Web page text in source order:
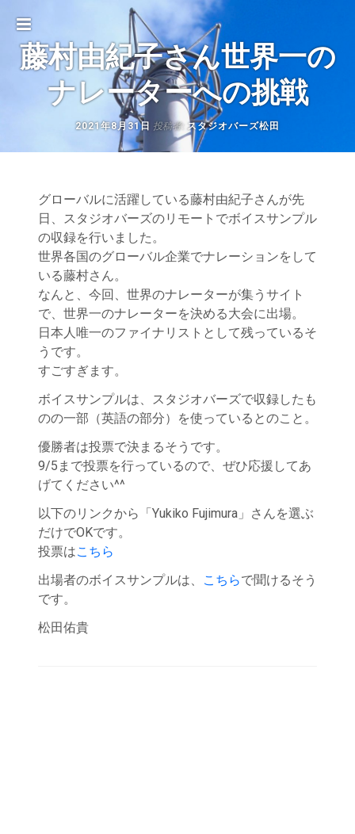
Toggle
sidebar
藤村由紀子さん世界一の
ナレーターへの挑戦
2021年8月31日 2021
8
日
投稿者: スタジオバーズ松田
投
ナ
ビ
ゲ
ー
シ
ョ
ン
グローバルに活躍している藤村由紀子さんが先
日、スタジオバーズのリモートでボイスサンプル
の収録を行いました。
世界各国のグローバル企業でナレーションをして
いる藤村さん。
なんと、今回、世界のナレーターが集うサイト
で、世界一のナレーターを決める大会に出場。
日本人唯一のファイナリストとして残っているそ
うです。
すごすぎます。
ボイスサンプルは、スタジオバーズで収録したも
のの一部（英語の部分）を使っているとのこと。
優勝者は投票で決まるそうです。
9/5まで投票を行っているので、ぜひ応援してあ
げてください^^
以下のリンクから「Yukiko Fujimura」さんを選ぶ
だけでOKです。
投票はこちら
出場者のボイスサンプルは、
こちらで聞けるそう
です。
松田佑貴